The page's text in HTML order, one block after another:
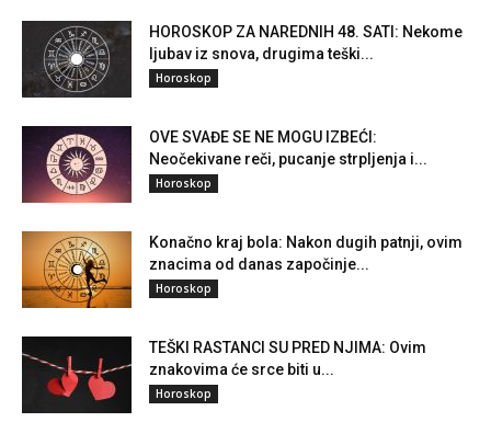
HOROSKOP ZA NAREDNIH 48. SATI: Nekome
ljubav iz snova, drugima teški...
Horoskop
OVE SVAĐE SE NE MOGU IZBEĆI:
Neočekivane reči, pucanje strpljenja i...
Horoskop
Konačno kraj bola: Nakon dugih patnji, ovim
znacima od danas započinje...
Horoskop
TEŠKI RASTANCI SU PRED NJIMA: Ovim
znakovima će srce biti u...
Horoskop